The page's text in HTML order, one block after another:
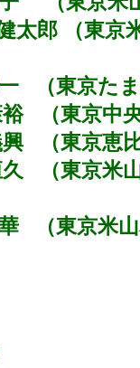
郎 （東京
（東京たま
（東京中
（東京恵比
（東京米山
東京米山